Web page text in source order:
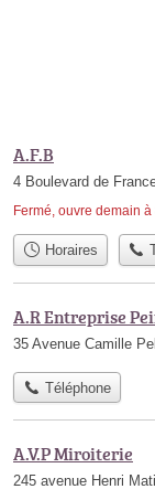
A.F.B
4 Boulevard de
Fermé, ouvre demain à
Horaires
A.R Entreprise
35 Avenue Camille
Téléphone
A.V.P Miroiterie
245 avenue Henri